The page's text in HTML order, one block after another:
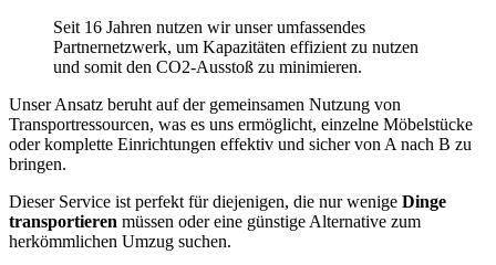
Seit 16 Jahren nutzen wir unser umfassendes
Partnernetzwerk, um Kapazitäten effizient zu nutzen
und somit den CO2-Ausstoß zu minimieren.
Unser Ansatz beruht auf der gemeinsamen Nutzung von
Transportressourcen, was es uns ermöglicht, einzelne Möbelstücke
oder komplette Einrichtungen effektiv und sicher von A nach B zu
bringen.
Dieser Service ist perfekt für diejenigen, die nur wenige Dinge
transportieren müssen oder eine günstige Alternative zum
herkömmlichen Umzug suchen.